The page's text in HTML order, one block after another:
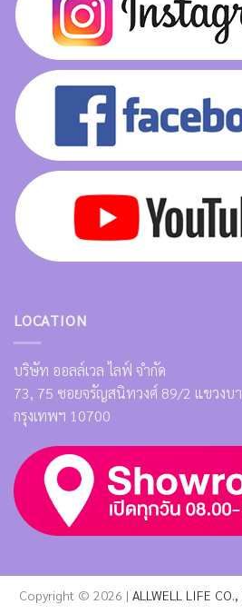
LOCATION
บริษัท ออลล์เวล ไลฟ์ จำกัด
73, 75 ซอยจรัญสนิทวงศ์ 89/2 แขวงบ
กรุงเทพฯ 10700
Copyright © 2026 | ALLWELL LIFE CO.,